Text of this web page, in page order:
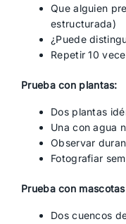
Que alguien
estructurada)
¿Puede
Repetir 10
Prueba con plantas:
Dos plantas
Una con agua
Observar
Fotografiar
Prueba con
Dos cuencos